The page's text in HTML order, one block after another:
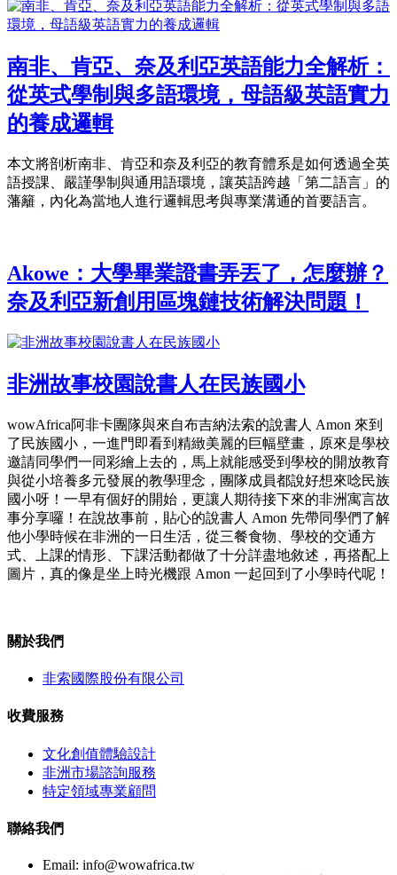
南非、肯亞、奈及利亞英語能力全解析：
從英式學制與多語環境，母語級英語實力
的養成邏輯
本文將剖析南非、肯亞和奈及利亞的教育體系是如何透過全英
語授課、嚴謹學制與通用語環境，讓英語跨越「第二語言」的
藩籬，內化為當地人進行邏輯思考與專業溝通的首要語言。
Akowe：大學畢業證書弄丟了，怎麼辦？
奈及利亞新創用區塊鏈技術解決問題！
非洲故事校園說書人在民族國小
wowAfrica阿非卡團隊與來自布吉納法索的說書人 Amon 來到
了民族國小，一進門即看到精緻美麗的巨幅壁畫，原來是學校
邀請同學們一同彩繪上去的，馬上就能感受到學校的開放教育
與從小培養多元發展的教學理念，團隊成員都說好想來唸民族
國小呀！一早有個好的開始，更讓人期待接下來的非洲寓言故
事分享囉！在說故事前，貼心的說書人 Amon 先帶同學們了解
他小學時候在非洲的一日生活，從三餐食物、學校的交通方
式、上課的情形、下課活動都做了十分詳盡地敘述，再搭配上
圖片，真的像是坐上時光機跟 Amon 一起回到了小學時代呢！
關於我們
非索國際股份有限公司
收費服務
文化創值體驗設計
非洲市場諮詢服務
特定領域專業顧問
聯絡我們
Email: info@wowafrica.tw